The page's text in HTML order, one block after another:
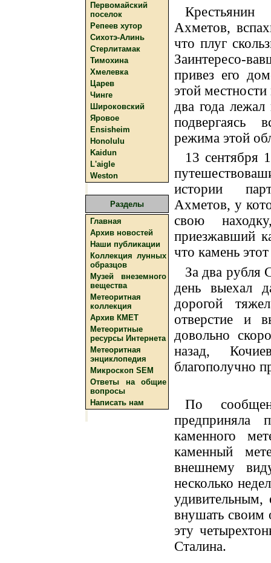
Первомайский
поселок
Репеев хутор
Сихотэ-Алинь
Стерлитамак
Тимохина
Хмелевка
Царев
Чинге
Широковский
Яровое
Ensisheim
Honolulu
Kaidun
L'aigle
Weston
Разделы
Главная
Архив новостей
Наши публикации
Коллекция лунных
образцов
Музей внеземного
вещества
Метеоритная
коллекция
Архив КМЕТ
Метеоритные
ресурсы Интернета
Метеоритная
энциклопедия
Микроскоп SEM
Ответы на общие
вопросы
Написать нам
Ахметов,
что плуг
Заинтересо-
привез его
этой
два года
подвергаясь
режима этой
13 сентября
истории
Ахметов, у
свою
приезжавший
что камень
За два рубля
день выехал
дорогой
отверстие и
довольно
назад,
благополучно
По
предприняла
каменного
каменный
внешнему
несколько
удивительным,
внушать своим
эту
Сталина.